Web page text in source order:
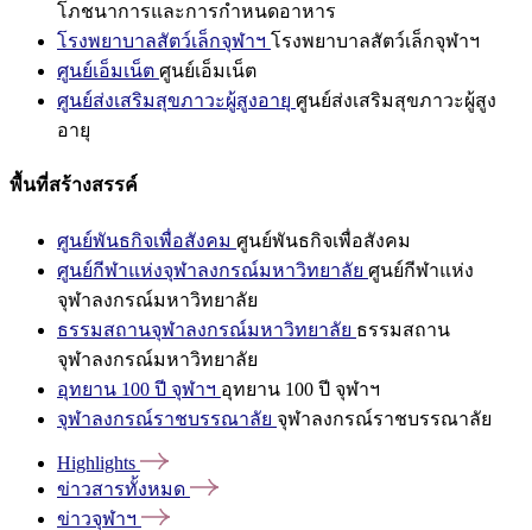
โภชนาการและการกำหนดอาหาร
โรงพยาบาลสัตว์เล็กจุฬาฯ โรงพยาบาลสัตว์เล็กจุฬาฯ
ศูนย์เอ็มเน็ต ศูนย์เอ็มเน็ต
ศูนย์ส่งเสริมสุขภาวะผู้สูงอายุ ศูนย์ส่งเสริมสุขภาวะผู้สูง
อายุ
พื้นที่สร้างสรรค์
ศูนย์พันธกิจเพื่อสังคม ศูนย์พันธกิจเพื่อสังคม
ศูนย์กีฬาแห่งจุฬาลงกรณ์มหาวิทยาลัย ศูนย์กีฬาแห่ง
จุฬาลงกรณ์มหาวิทยาลัย
ธรรมสถานจุฬาลงกรณ์มหาวิทยาลัย ธรรมสถาน
จุฬาลงกรณ์มหาวิทยาลัย
อุทยาน 100 ปี จุฬาฯ อุทยาน 100 ปี จุฬาฯ
จุฬาลงกรณ์ราชบรรณาลัย จุฬาลงกรณ์ราชบรรณาลัย
Highlights
ข่าวสารทั้งหมด
ข่าวจุฬาฯ